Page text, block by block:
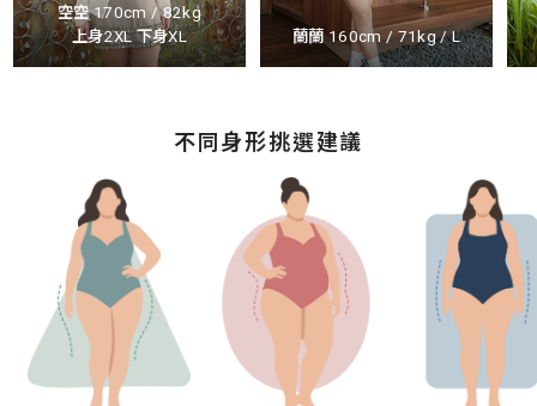
空空 170cm / 82kg
上身2XL 下身XL
蘭蘭 160cm / 71kg / L
不同身形挑選建議